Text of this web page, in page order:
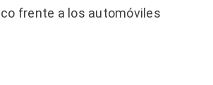
frente a los automóviles